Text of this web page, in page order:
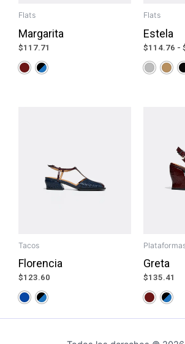
Flats
Margarita
$117.71
Flats
Estela
$114.76 -
Tacos
Florencia
$123.60
Greta
$135.41